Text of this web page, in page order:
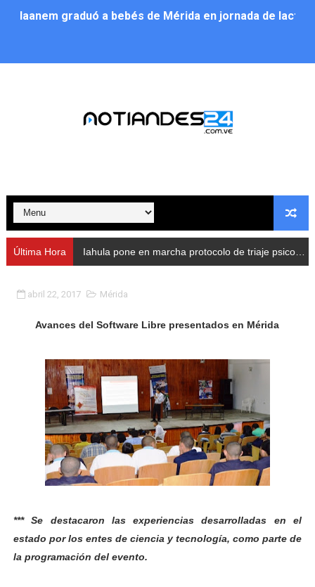
Iaanem graduó a bebés de Mérida en jornada de
Alcalde Nelson Álvarez llevó jornada recreativa a la
Nevado Gas optimiza servicio residencial en la
Balance semestral impulsa inclusión y atención a
Plan Vacacional Comunitario “Ríe 2026” recorre las
Alcaldía del Municipio Libertador realizó una jornada
Fundacite Mérida dicta taller gratuito de electrónica
INN-Mérida celebró el Lacto grado para promover el
Impulsan plan estratégico de seguridad ciudadana
Mérida impulsa desarrollo económico con taller de
Fomficc consolida alianzas e impulsa la economía
Niños de Estudiantes de Mérida sembraron 110
Corposalud y Secretaría Social fortalecen la atención
Inicia el plan vacacional Venezuela Renace en el
Última Hora Iahula pone en marcha protocolo de triaje psicosocial para atender a rescatistas
abril 22, 2017 Mérida
Avances del Software Libre presentados en Mérida
*** Se destacaron las experiencias desarrolladas en el
estado por los entes de ciencia y tecnología, como parte de
la programación del evento.